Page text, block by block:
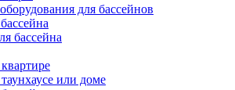
для бассейнов
бассейна
или доме